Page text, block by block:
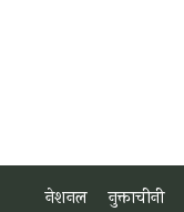
नेशनल नुक्ताचीनी